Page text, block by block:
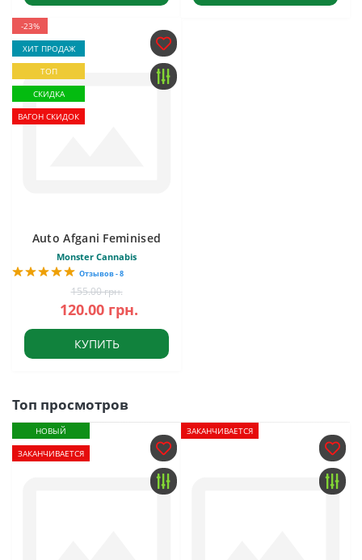
-23%
ХИТ ПРОДАЖ
ТОП
СКИДКА
ВАГОН СКИДОК
Auto Afgani Feminised
Monster Cannabis
Отзывов - 8
155.00 грн.
120.00 грн.
КУПИТЬ
Топ просмотров
НОВЫЙ
ЗАКАНЧИВАЕТСЯ
ЗАКАНЧИВАЕТСЯ